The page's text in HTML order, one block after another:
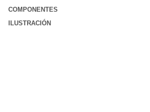
COMPONENTES
ILUSTRACIÓN